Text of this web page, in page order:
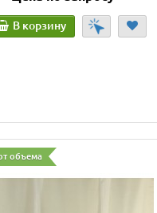
В корзину
объема